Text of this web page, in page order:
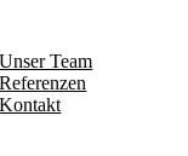
Unser Team
Referenzen
Kontakt